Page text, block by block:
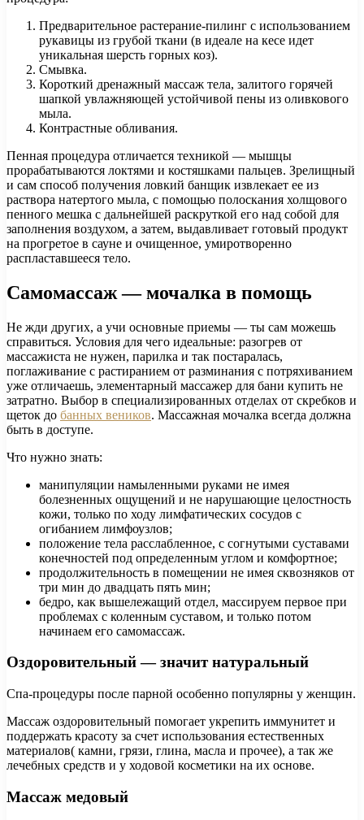
Предварительное растерание-пилинг с использованием
рукавицы из грубой ткани (в идеале на кесе идет
уникальная шерсть горных коз).
Смывка.
Короткий дренажный массаж тела, залитого горячей
шапкой увлажняющей устойчивой пены из оливкового
мыла.
Контрастные обливания.
Пенная процедура отличается техникой — мышцы
прорабатываются локтями и костяшками пальцев. Зрелищный
и сам способ получения ловкий банщик извлекает ее из
раствора натертого мыла, с помощью полоскания холщового
пенного мешка с дальнейшей раскруткой его над собой для
заполнения воздухом, а затем, выдавливает готовый продукт
на прогретое в сауне и очищенное, умиротворенно
распластавшееся тело.
Самомассаж — мочалка в помощь
Не жди других, а учи основные приемы — ты сам можешь
справиться. Условия для чего идеальные: разогрев от
массажиста не нужен, парилка и так постаралась,
поглаживание с растиранием от разминания с потряхиванием
уже отличаешь, элементарный массажер для бани купить не
затратно. Выбор в специализированных отделах от скребков и
щеток до банных веников. Массажная мочалка всегда должна
быть в доступе.
Что нужно знать:
манипуляции намыленными руками не имея
болезненных ощущений и не нарушающие целостность
кожи, только по ходу лимфатических сосудов с
огибанием лимфоузлов;
положение тела расслабленное, с согнутыми суставами
конечностей под определенным углом и комфортное;
продолжительность в помещении не имея сквозняков от
три мин до двадцать пять мин;
бедро, как вышележащий отдел, массируем первое при
проблемах с коленным суставом, и только потом
начинаем его самомассаж.
Оздоровительный — значит натуральный
Спа-процедуры после парной особенно популярны у женщин.
Массаж оздоровительный помогает укрепить иммунитет и
поддержать красоту за счет использования естественных
материалов( камни, грязи, глина, масла и прочее), а так же
лечебных средств и у ходовой косметики на их основе.
Массаж медовый